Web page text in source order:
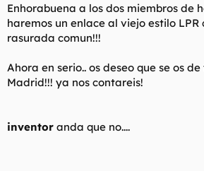
Enhorabuena a los dos miembros de
haremos un enlace al viejo estilo LPR
rasurada comun!!!
Ahora en serio.. os deseo que se os
Madrid!!! ya nos contareis!
inventor anda que no....